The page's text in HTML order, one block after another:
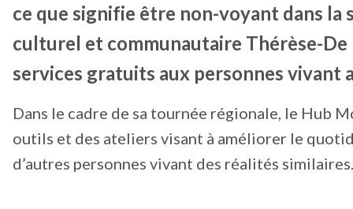
ce que signifie être non-voyant dans la
culturel et communautaire Thérèse-De
services gratuits aux personnes vivant
Dans le cadre de sa tournée régionale, le Hub
outils et des ateliers visant à améliorer le
d’autres personnes vivant des réalités similaires.